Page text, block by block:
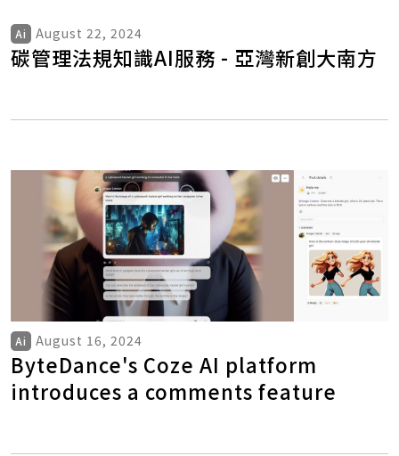
Ai August 22, 2024
碳管理法規知識AI服務 - 亞灣新創大南方
Ai August 16, 2024
ByteDance's Coze AI platform
introduces a comments feature